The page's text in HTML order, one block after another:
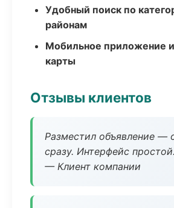
Удобный поиск по
районам
Мобильное приложение
карты
Отзывы клиентов
Разместил объявление —
сразу. Интерфейс простой.
— Клиент компании